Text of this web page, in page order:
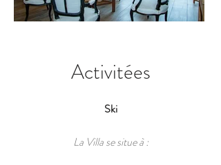
Activitées
Ski
La Villa se situe à :